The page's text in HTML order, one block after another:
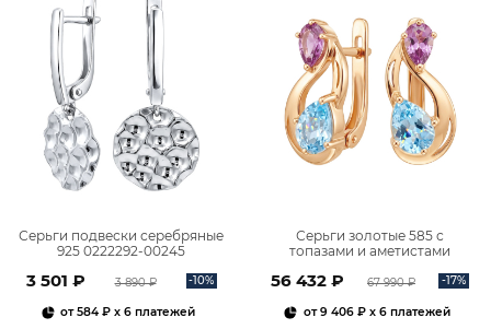
Серьги подвески серебряные
925 0222292-00245
3 501 ₽ 3 890 ₽ -10%
от584 ₽ x 6 платежей
Серьги золотые 585 с
топазами и аметистами
56 432 ₽ 67 990 ₽ -17%
от9 406 ₽x 6 платежей